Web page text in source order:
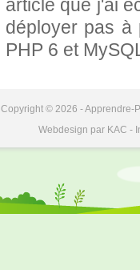
article que j'ai
déployer pas à
PHP 6 et
Copyright © 2026 - Apprendre-
Webdesign par KAC -